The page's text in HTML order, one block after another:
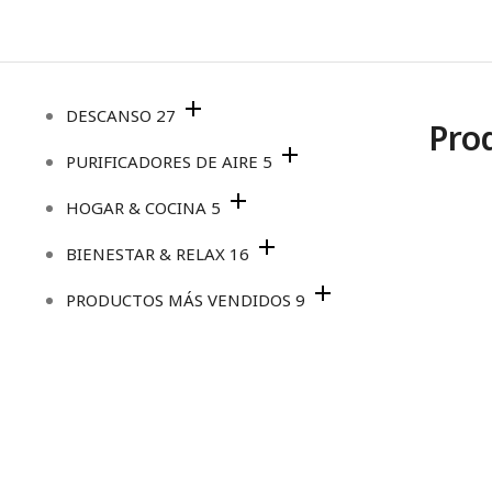
DESCANSO 27
PURIFICADORES DE AIRE 5
HOGAR & COCINA 5
BIENESTAR & RELAX 16
PRODUCTOS MÁS VENDIDOS 9